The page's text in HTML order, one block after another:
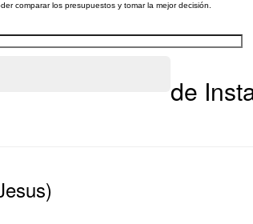
comparar los presupuestos y tomar la mejor decisión.
de